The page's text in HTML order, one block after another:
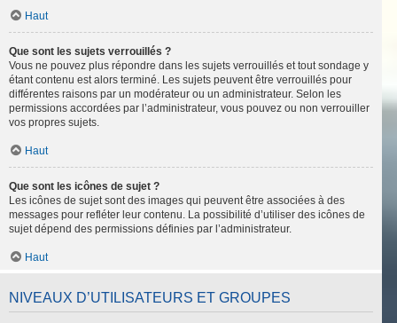
Haut
Que sont les sujets verrouillés ?
Vous ne pouvez plus répondre dans les sujets verrouillés et tout sondage y
étant contenu est alors terminé. Les sujets peuvent être verrouillés pour
différentes raisons par un modérateur ou un administrateur. Selon les
permissions accordées par l’administrateur, vous pouvez ou non verrouiller
vos propres sujets.
Haut
Que sont les icônes de sujet ?
Les icônes de sujet sont des images qui peuvent être associées à des
messages pour refléter leur contenu. La possibilité d’utiliser des icônes de
sujet dépend des permissions définies par l’administrateur.
Haut
NIVEAUX D’UTILISATEURS ET GROUPES